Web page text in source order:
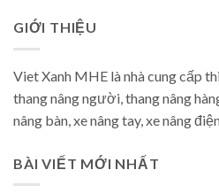
GIỚI THIỆU
Viet Xanh MHE là nhà cung cấp
thang nâng người, thang nâng
nâng bàn, xe nâng tay, xe nâng
BÀI VIẾT MỚI NHẤT